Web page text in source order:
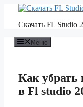
Перейти
содержимому
Скачать FL Studio
Меню
Как убрать
в Fl studio